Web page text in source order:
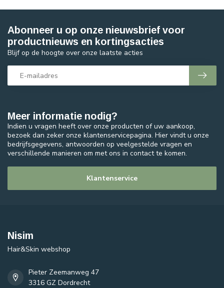
Meer informatie nodig?
Indien u vragen heeft over onze producten of uw aankoop,
bezoek dan zeker onze klantenservicepagina. Hier vindt u onze
bedrijfsgegevens, antwoorden op veelgestelde vragen en
verschillende manieren om met ons in contact te komen.
Klantenservice
Abonneer u op onze nieuwsbrief voor
productnieuws en kortingsacties
Blijf op de hoogte over onze laatste acties
Nisim
Hair&Skin webshop
Pieter Zeemanweg 47
3316 GZ Dordrecht